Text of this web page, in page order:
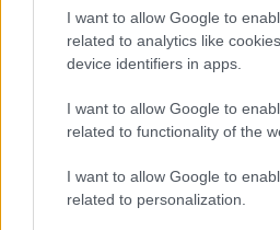
I want to allow Google to
related to analytics like
device identifiers in apps.
I want to allow Google to
related to functionality of the
I want to allow Google to
related to personalization.
Σε αυτήν τη νέα
εντάσσεται και το έργο
Υποδομή για την
Επιχειρήσεων. Πρόκειται
επιχειρεί να μετατοπίσει
τη διαχείριση των
εμπειρίας του πολίτη. Μέσω